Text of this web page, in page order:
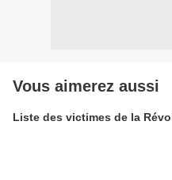
Vous aimerez aussi
Liste des victimes de la